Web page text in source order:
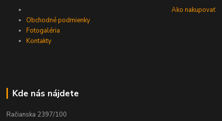
Ako nakupovať
Obchodné podmienky
Fotogaléria
Kontakty
Kde nás nájdete
Račianska 2397/100